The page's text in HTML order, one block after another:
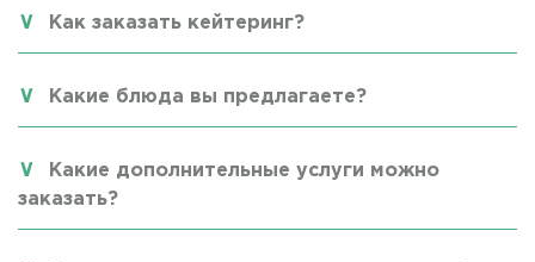
Как заказать кейтеринг?
Какие блюда вы предлагаете?
Какие дополнительные услуги можно
заказать?